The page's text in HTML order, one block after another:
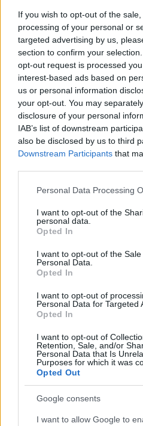
If you wish to opt-out of the
processing of your personal or
targeted advertising by us,
section to confirm your
opt-out request is processed
interest-based ads based on
us or personal information
your opt-out. You may
disclosure of your personal
IAB’s list of downstream
also be disclosed by us to third
Downstream Participants that
Please note that this website/
not limited to your visit or usage
grant or deny consent to
use your data for below
consent section.
Personal Data Processing
I want to opt-out of the
personal data.
Opted In
I want to opt-out of the
Personal Data.
Opted In
I want to opt-out of
Personal Data for Targeted
Opted In
I want to opt-out of
Retention, Sale, and/or
Personal Data that Is
Purposes for which it was
Opted Out
Google consents
I want to allow Google to
bramek, kartki, składy,
spotkania. To kompletne źródło
lokalnej piłki nożnej. Jeżeli aktualnie
pracujemy nad tym żeby je uzupełnić.
Wynik meczu Victoria Kobylany vs
Po zakończeniu spotkania
spotkania, a także dane meczowe,
Pełny harmonogram rozgrywek
gr. IV - terminarz.
Informacje o składach i strzelcach
W miarę dostępności danych,
aktualizujemy zależnie od poziomu
Śledź mecze swojej drużyny
Jeśli jesteś kibicem klubu Victoria
zaglądaj tutaj częściej. Nasz serwis
terminach meczów, wynikach,
piłkarskichw województwie. Sprawdź
bądź na bieżąco z wydarzeniami z boisk!
Victoria Kobylany - Nafta
19. kolejki - Krosno > Klasa B, gr. IV.
Victoria Kobylanyprzystępuje do
drużyna radzi sobie w sezonie 2025/
IV przed własną publicznością? Na
uwzględniającą tylko mecze u siebie.
mecze wyjazdowe możecie
Nafta Chorkówka.
Krosno > Klasa B, gr. IV - sytuacja